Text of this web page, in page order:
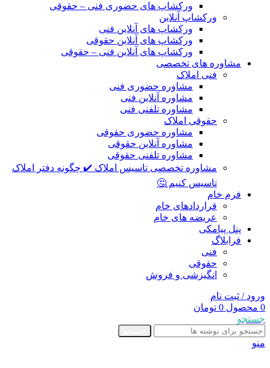
ورکشاپ های حضوری فنی – حقوقی
ورکشاپ آنلاین
ورکشاپ های آنلاین فنی
ورکشاپ های آنلاین حقوقی
ورکشاپ های آنلاین فنی – حقوقی
مشاوره های تخصصی
فنی املاک
مشاوره حضوری فنی
مشاوره آنلاین فنی
مشاوره تلفنی فنی
حقوقی املاک
مشاوره حضوری حقوقی
مشاوره آنلاین حقوقی
مشاوره تلفنی حقوقی
مشاوره تخصصی تاسیس املاک ✔️ چگونه دفتر املاک
تاسیس کنیم 🤔
فرم خام
قراردادهای خام
عریضه های خام
پنل پیامکی
فرابلاگ
فنی
حقوقی
انگیزشی و فروش
ورود / ثبت نام
0 محصول 0 تومان
جستجو
منو